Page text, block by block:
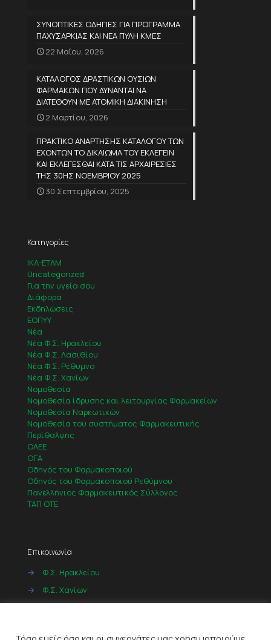
ΣΥΝΟΠΤΙΚΕΣ ΟΔΗΓΙΕΣ ΓΙΑ ΠΡΟΓΡΑΜΜΑ
ΠΑΧΥΣΑΡΚΙΑΣ ΚΑΙ ΝΕΑ ΠΥΛΗ ΚΜΕΣ
22 Μαΐου, 2026
ΚΑΤΑΛΟΓΟΣ ΔΡΑΣΤΙΚΩΝ ΟΥΣΙΩΝ
ΦΑΡΜΑΚΩΝ ΠΟΥ ΔΥΝΑΝΤΑΙ ΝΑ
ΔΙΑΤΕΘΟΥΝ ΜΕ ΑΤΟΜΙΚΗ ΔΙΑΚΙΝΗΣΗ
2 Μαρτίου, 2026
ΠΡΑΚΤΙΚΟ ΑΝΑΡΤΗΣΗΣ ΚΑΤΑΛΟΓΟΥ ΤΩΝ
ΕΧΟΝΤΩΝ ΤΟ ΔΙΚΑΙΩΜΑ ΤΟΥ ΕΚΛΕΓΕΙΝ
ΚΑΙ ΕΚΛΕΓΕΣΘΑΙ ΚΑΤΑ ΤΙΣ ΑΡΧΑΙΡΕΣΙΕΣ
ΤΗΣ 30ΗΣ ΝΟΕΜΒΡΙΟΥ 2025
30 Σεπτεμβρίου, 2025
Κατηγορίες
IKA-ETAM
Uncategorized
Για την υγεία σου
Διάφορα
Εκδηλώσεις
ΕΟΠΥΥ
Νέα
Νέα Φ.Σ. Ηρακλείου
Νέα Φ.Σ. Λασιθίου
Νέα Φ.Σ. Ρέθυμνο
Νέα Φ.Σ. Χανίων
Νομοθεσία
Νομοθεσία ίδρυσης και λειτουργίας Φαρμακείων
Νομοθεσία Ναρκωτικών
Νομοθεσία του συστήματος Φαρμακευτικής
Περίθαλψης
ΟΑΕΕ
ΟΓΑ
Οδηγός του Φαρμακοποιού
Οδηγός του Φαρμακοποιού Ρεθύμνου
Πανελλήνιος Φαρμακευτικός Σύλλογος
ΤΑΠ ΟΤΕ
Επικοινωνία
→
Φ.Σ. Ηρακλείου
→
Φ.Σ. Χανίων